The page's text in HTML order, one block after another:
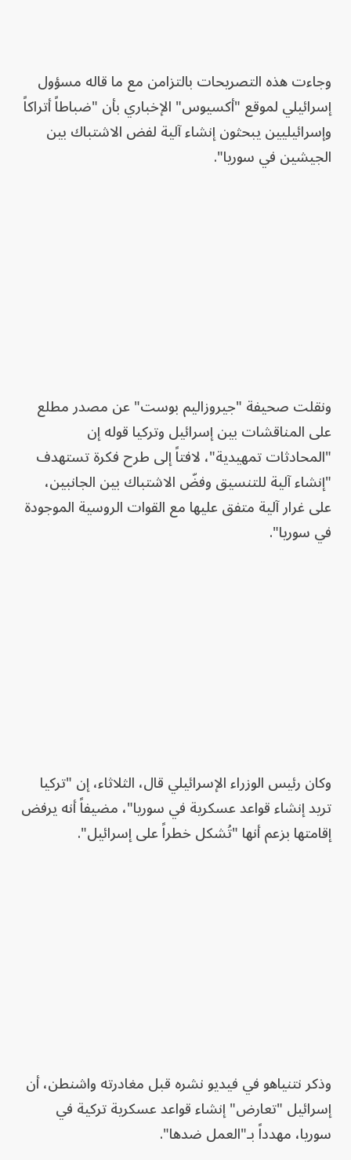
وجاءت هذه التصريحات بالتزامن مع ما قاله مسؤول
إسرائيلي لموقع "أكسيوس" الإخباري بأن "ضباطاً أتراكاً
وإسرائيليين يبحثون إنشاء آلية لفض الاشتباك بين
الجيشين في سوريا".
ونقلت صحيفة "جيروزاليم بوست" عن مصدر مطلع
على المناقشات بين إسرائيل وتركيا قوله إن
"المحادثات تمهيدية"، لافتاً إلى طرح فكرة تستهدف
"إنشاء آلية للتنسيق وفضّ الاشتباك بين الجانبين،
على غرار آلية متفق عليها مع القوات الروسية الموجودة
في سوريا".
وكان رئيس الوزراء الإسرائيلي قال، الثلاثاء، إن "تركيا
تريد إنشاء قواعد عسكرية في سوريا"، مضيفاً أنه يرفض
إقامتها بزعم أنها "تُشكل خطراً على إسرائيل".
وذكر نتنياهو في فيديو نشره قبل مغادرته واشنطن، أن
إسرائيل "تعارض" إنشاء قواعد عسكرية تركية في
سوريا، مهدداً بـ"العمل ضدها".